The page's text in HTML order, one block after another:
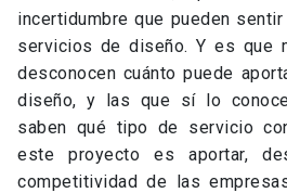
incertidumbre que pueden
servicios de diseño. Y es que
desconocen cuánto puede
diseño, y las que sí lo
saben qué tipo de servicio
este proyecto es aportar,
competitividad de las